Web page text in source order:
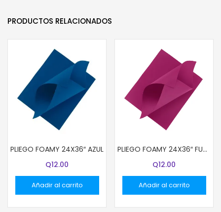
PRODUCTOS RELACIONADOS
PLIEGO FOAMY 24X36″ AZUL
Q12.00
Añadir al carrito
PLIEGO FOAMY 24X36″ FUCSIA
Q12.00
Añadir al carrito